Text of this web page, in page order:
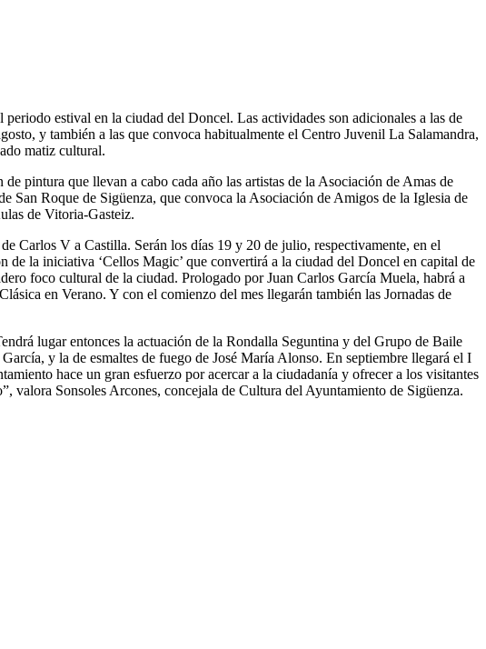
estival en la ciudad del Doncel. Las actividades son adicionales a las de
y también a las que convoca habitualmente el Centro Juvenil La Salamandra,
matiz cultural.
pintura que llevan a cabo cada año las artistas de la Asociación de Amas de
San Roque de Sigüenza, que convoca la Asociación de Amigos de la Iglesia de
de Vitoria-Gasteiz.
Carlos V a Castilla. Serán los días 19 y 20 de julio, respectivamente, en el
la iniciativa ‘Cellos Magic’ que convertirá a la ciudad del Doncel en capital de
foco cultural de la ciudad. Prologado por Juan Carlos García Muela, habrá a
en Verano. Y con el comienzo del mes llegarán también las Jornadas de
lugar entonces la actuación de la Rondalla Seguntina y del Grupo de Baile
y la de esmaltes de fuego de José María Alonso. En septiembre llegará el I
hace un gran esfuerzo por acercar a la ciudadanía y ofrecer a los visitantes
valora Sonsoles Arcones, concejala de Cultura del Ayuntamiento de Sigüenza.